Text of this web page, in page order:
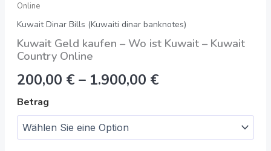
Online
Kuwait Dinar Bills (Kuwaiti dinar banknotes)
Kuwait Geld kaufen – Wo ist Kuwait – Kuwait
Country Online
200,00 € – 1.900,00 €
Betrag